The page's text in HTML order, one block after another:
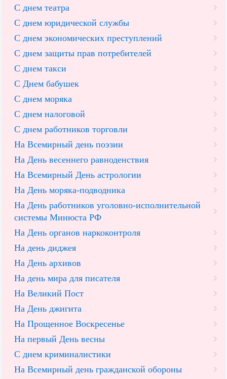
С днем театра
С днем юридической службы
С днем экономических преступлений
С днем защиты прав потребителей
С днем такси
С Днем бабушек
С днем моряка
С днем налоговой
С днем работников торговли
На Всемирный день поэзии
На День весеннего равноденствия
На Всемирный День астрологии
На День моряка-подводника
На День работников уголовно-исполнительной
системы Минюста РФ
На День органов наркоконтроля
На день диджея
На День архивов
На день мира для писателя
На Великий Пост
На День джигита
На Прощенное Воскресенье
На первый День весны
С днем криминалистики
На Всемирный день гражданской обороны